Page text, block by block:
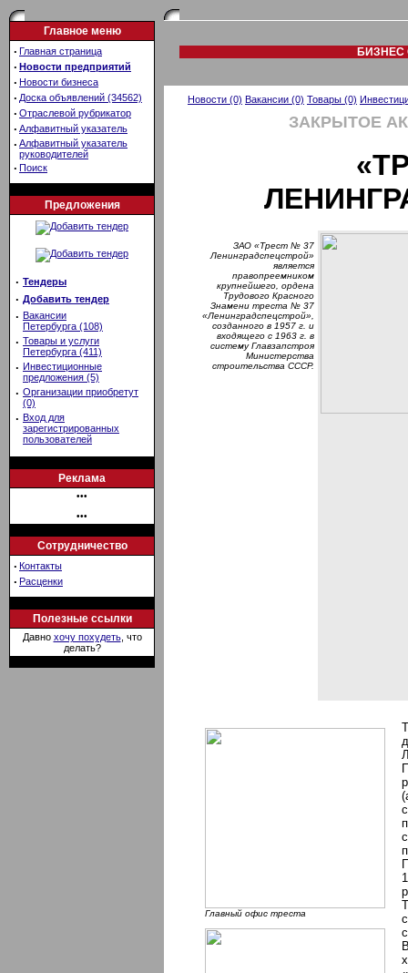
Главное меню
· Главная страница
· Новости предприятий
· Новости бизнеса
· Доска объявлений (34562)
· Отраслевой рубрикатор
· Алфавитный указатель
· Алфавитный указатель
руководителей
· Поиск
Предложения
· Тендеры
· Добавить тендер
· Вакансии
Петербурга (108)
· Товары и услуги
Петербурга (411)
· Инвестиционные
предложения (5)
· Организации приобретут
(0)
· Вход для
зарегистрированных
пользователей
Реклама
•••
•••
Сотрудничество
· Контакты
· Расценки
Полезные ссылки
Давно хочу похудеть, что
делать?
БИЗНЕС
Новости (0) Вакансии (0) Товары (0)
ЗАКРЫТОЕ
ЗАО «Трест № 37
Ленинградспецстрой»
является
правопреемником
крупнейшего, ордена
Трудового Красного
Знамени треста № 37
«Ленинградспецстрой»,
созданного в 1957 г. и
входящего с 1963 г. в
систему Главзапстроя
Министерства
строительства СССР.
Главный офис треста